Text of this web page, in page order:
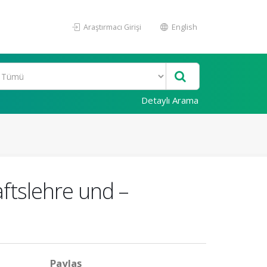
Araştırmacı Girişi English
Detaylı Arama
und –
Paylaş